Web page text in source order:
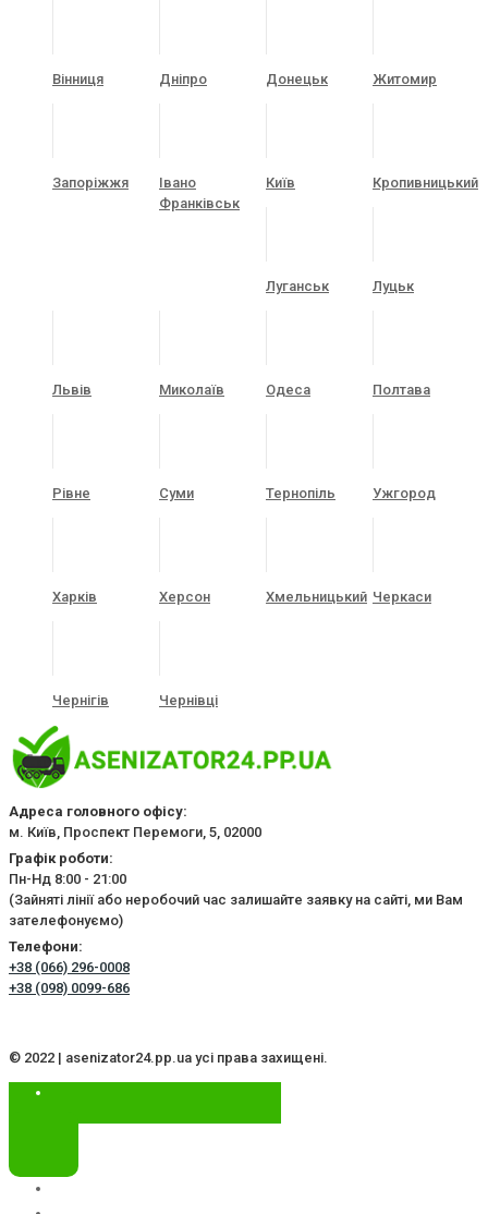
Вінниця Дніпро Донецьк Житомир
Запоріжжя
Івано
Франківськ
Київ Кропивницький
Луганськ Луцьк
Львів Миколаїв Одеса Полтава
Рівне Суми Тернопіль Ужгород
Харків Херсон Хмельницький Черкаси
Чернігів Чернівці
Адреса головного офісу:
м. Київ, Проспект Перемоги, 5, 02000
Графік роботи:
Пн-Нд 8:00 - 21:00
(Зайняті лінії або неробочий час залишайте заявку на сайті, ми Вам
зателефонуємо)
Телефони:
+38 (066) 296-0008
+38 (098) 0099-686
© 2022 | asenizator24.pp.ua усі права захищені.